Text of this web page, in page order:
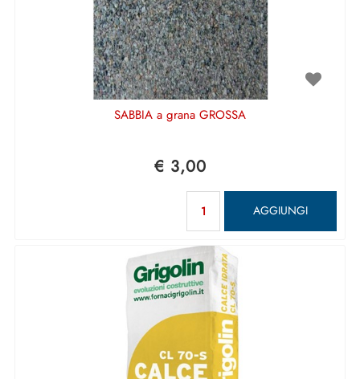
SABBIA a grana GROSSA
€ 3,00
AGGIUNGI